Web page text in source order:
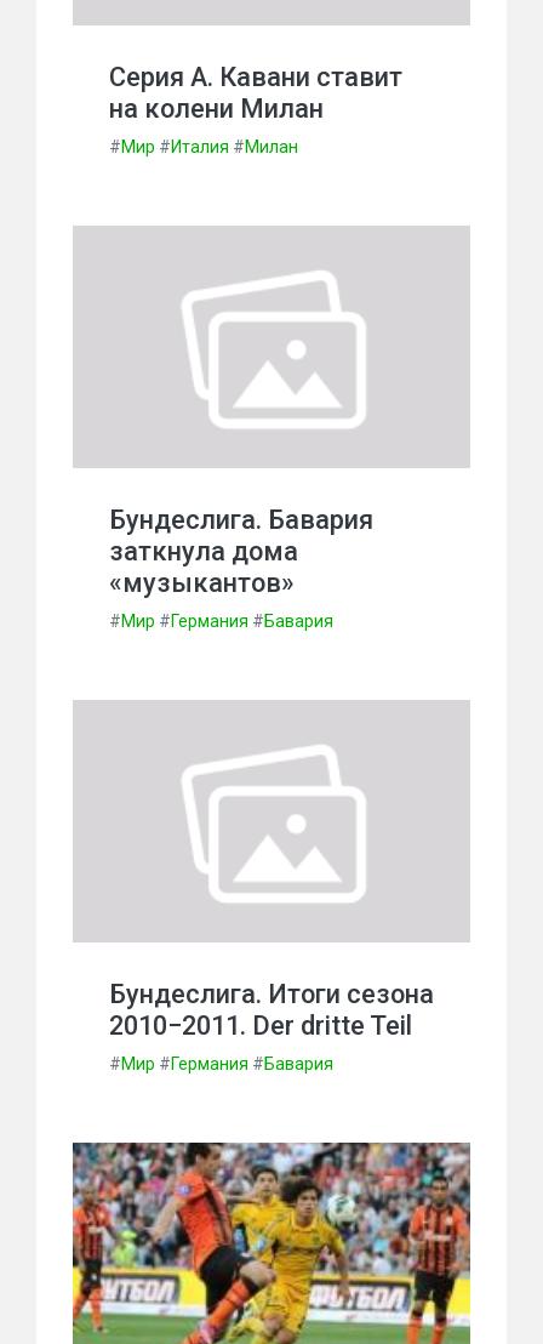
Серия А. Кавани ставит
на колени Милан
#Мир #Италия #Милан
Бундеслига. Бавария
заткнула дома
«музыкантов»
#Мир #Германия #Бавария
Бундеслига. Итоги сезона
2010−2011. Der dritte Teil
#Мир #Германия #Бавария